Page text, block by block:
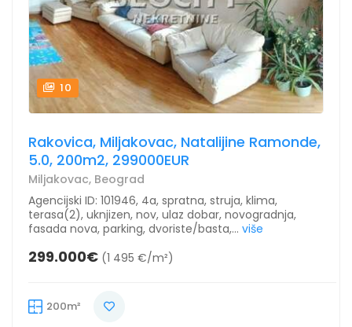
10
Rakovica, Miljakovac, Natalijine Ramonde,
5.0, 200m2, 299000EUR
Miljakovac, Beograd
Agencijski ID: 101946, 4a, spratna, struja, klima,
terasa(2), uknjizen, nov, ulaz dobar, novogradnja,
fasada nova, parking, dvoriste/basta,... više
299.000€ (1 495 €/m²)
200m²